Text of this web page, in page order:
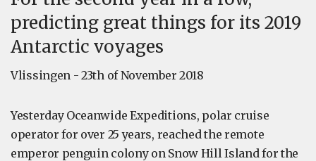
predicting great things for its 2019
Antarctic voyages
Vlissingen - 23th of November 2018
Yesterday Oceanwide Expeditions, polar cruise
operator for over 25 years, reached the remote
emperor penguin colony on Snow Hill Island for the